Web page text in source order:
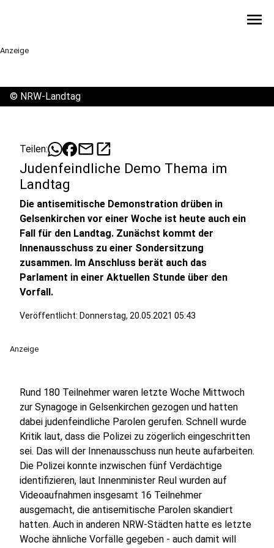
menu
Anzeige
© NRW-Landtag
Teilen: mailopen_in_new
Judenfeindliche Demo Thema im
Landtag
Die antisemitische Demonstration drüben in
Gelsenkirchen vor einer Woche ist heute auch ein
Fall für den Landtag. Zunächst kommt der
Innenausschuss zu einer Sondersitzung
zusammen. Im Anschluss berät auch das
Parlament in einer Aktuellen Stunde über den
Vorfall.
Veröffentlicht: Donnerstag, 20.05.2021 05:43
Anzeige
Rund 180 Teilnehmer waren letzte Woche Mittwoch
zur Synagoge in Gelsenkirchen gezogen und hatten
dabei judenfeindliche Parolen gerufen. Schnell wurde
Kritik laut, dass die Polizei zu zögerlich eingeschritten
sei. Das will der Innenausschuss nun heute aufarbeiten.
Die Polizei konnte inzwischen fünf Verdächtige
identifizieren, laut Innenminister Reul wurden auf
Videoaufnahmen insgesamt 16 Teilnehmer
ausgemacht, die antisemitische Parolen skandiert
hatten. Auch in anderen NRW-Städten hatte es letzte
Woche ähnliche Vorfälle gegeben - auch damit will